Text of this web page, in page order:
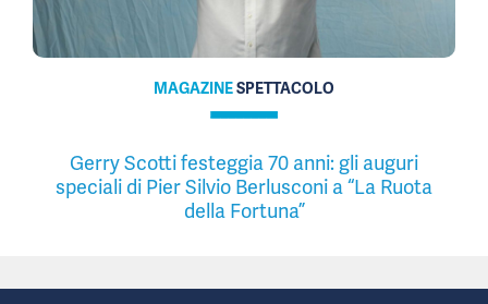
MAGAZINESPETTACOLO
Gerry Scotti festeggia 70 anni: gli auguri
speciali di Pier Silvio Berlusconi a “La Ruota
della Fortuna”